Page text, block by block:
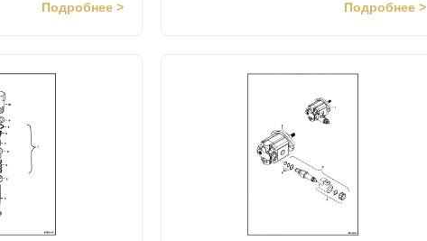
Подробнее > Подробнее >